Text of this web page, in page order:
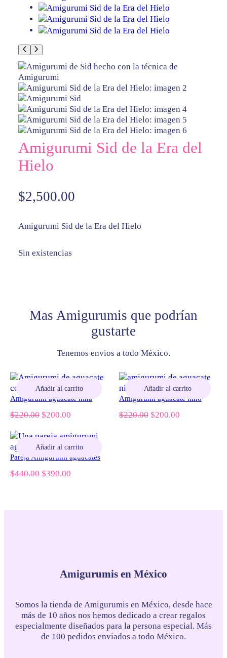
Amigurumi Sid de la Era del
Hielo
$2,500.00
Amigurumi Sid de la Era del Hielo
Sin existencias
Mas Amigurumis que podrían
gustarte
Tenemos envios a todo México.
Añadir al carrito
Amigurumi aguacate niña
$220.00 El
original
era:
$220.00.
$200.00
actual
es:
$200.00.
Añadir al carrito
Amigurumi aguacate niño
$220.00 El
$200.00El
Añadir al carrito
Pareja Amigurumi aguacates
$440.00 El
$390.00
Amigurumis en México
Somos la tienda de Amigurumis en México, desde hace
más de 10 años nos hemos dedicado a crear regalos
especialmente diseñados para la persona especial. Más
de 100 pedidos enviados a todo México.